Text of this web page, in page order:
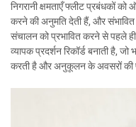
निगरानी क्षमताएँ फ्लीट प्रबंधकों
करने की अनुमति देती हैं, और
संचालन को प्रभावित करने से पहले
व्यापक प्रदर्शन रिकॉर्ड बनाती है,
करती है और अनुकूलन के अवसरों की